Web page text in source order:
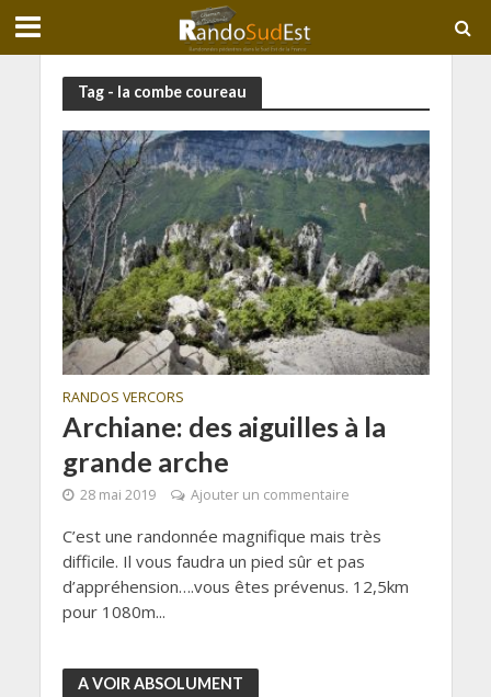
Tag - la combe coureau
RANDOS VERCORS
Archiane: des aiguilles à la
grande arche
28 mai 2019 Ajouter un commentaire
C’est une randonnée magnifique mais très
difficile. Il vous faudra un pied sûr et pas
d’appréhension….vous êtes prévenus. 12,5km
pour 1080m...
A VOIR ABSOLUMENT